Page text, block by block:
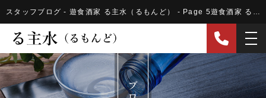
スタッフブログ - 遊食酒家 る主水（るもんど） - Page 5遊食酒家 る主水（るもんど）